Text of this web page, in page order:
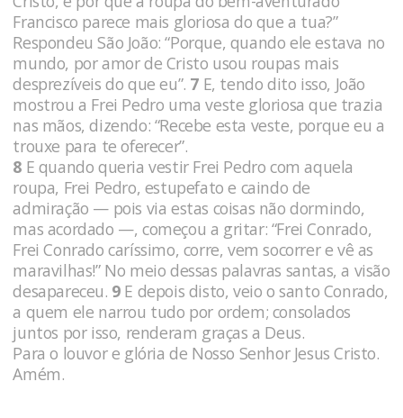
Francisco parece mais glorio­sa do que a tua?”
Respondeu São João: “Porque, quando ele esta­va no
mundo, por amor de Cristo usou roupas mais
desprezíveis do que eu”. 7 E, tendo dito isso, João
mostrou a Frei Pedro uma veste gloriosa que trazia
nas mãos, dizendo: “Recebe esta veste, porque eu a
trouxe para te oferecer”.
8 E quando queria vestir Frei Pedro com aquela
roupa, Frei Pe­dro, estupefato e caindo de
admiração — pois via estas coisas não dormindo,
mas acordado —, começou a gritar: “Frei Conrado,
Frei Conrado caríssimo, corre, vem socorrer e vê as
maravilhas!” No meio dessas palavras santas, a visão
desapareceu. 9E depois disto, veio o santo Conrado,
a quem ele narrou tudo por ordem; consolados
juntos por isso, renderam graças a Deus.
Para o louvor e glória de Nosso Senhor Jesus Cristo.
Amém.